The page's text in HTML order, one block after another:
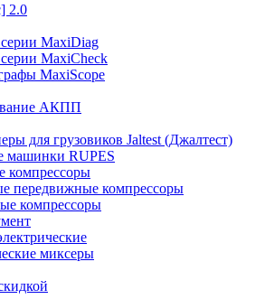
2.0
MaxiDiag
MaxiCheck
MaxiScope
АКПП
для грузовиков Jaltest (Джалтест)
машинки RUPES
компрессоры
передвижные компрессоры
компрессоры
миксеры